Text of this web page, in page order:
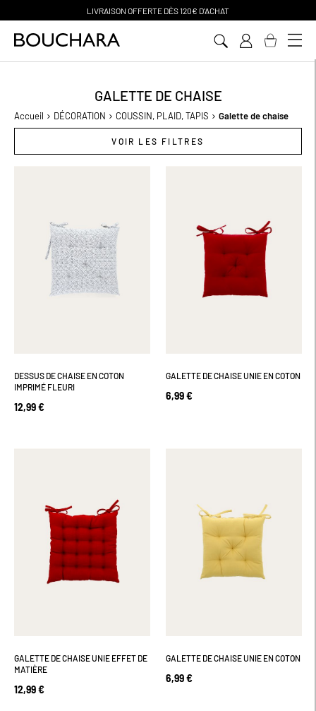
PAIEMENT EN 3 SANS FRAIS
GALETTE DE CHAISE
Accueil DÉCORATION COUSSIN, PLAID, TAPIS Galette de chaise
VOIR LES FILTRES
DESSUS DE CHAISE EN COTON
IMPRIMÉ FLEURI
12,99 €
GALETTE DE CHAISE UNIE EN COTON
6,99 €
GALETTE DE CHAISE UNIE EFFET DE
MATIÈRE
12,99 €
GALETTE DE CHAISE UNIE EN COTON
6,99 €